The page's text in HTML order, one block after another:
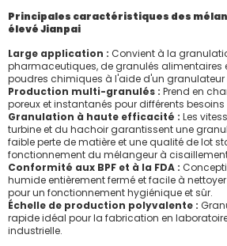
Principales caractéristiques des
élevé Jianpai
Large application : Convient à la
pharmaceutiques, de granulés alimentaires
poudres chimiques à l'aide d'un
Production multi-granulés : Prend en
poreux et instantanés pour différents
Granulation à haute efficacité : Les
turbine et du hachoir garantissent une
faible perte de matière et une qualité de lot
fonctionnement du mélangeur à
Conformité aux BPF et à la FDA :
humide entièrement fermé et facile à
pour un fonctionnement hygiénique et sûr.
Échelle de production polyvalente :
rapide idéal pour la fabrication en
industrielle.